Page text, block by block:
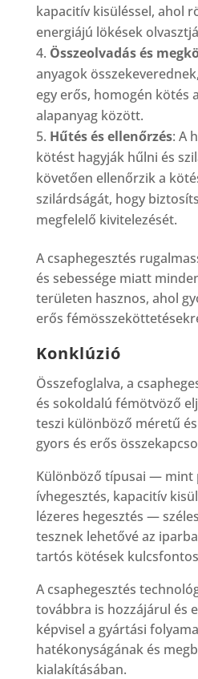
kapacitív kisüléssel, ahol
energiájú lökések
Összeolvadás és
anyagok
egy erős, homogén kötés
alapanyag között.
Hűtés és ellenőrzés: A
kötést hagyják hűlni és
követően ellenőrzik a
szilárdságát, hogy
megfelelő kivitelezését.
A csaphegesztés
és sebessége miatt
területen hasznos, ahol
erős
Konklúzió
Összefoglalva, a
és sokoldalú fémötvöző
teszi különböző méretű
gyors és erős
Különböző típusai — mint
ívhegesztés, kapacitív
lézeres hegesztés —
tesznek lehetővé az
tartós kötések
A csaphegesztés
továbbra is hozzájárul és
képvisel a gyártási
hatékonyságának és
kialakításában.